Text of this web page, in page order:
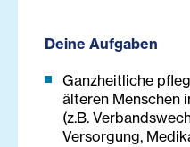
Deine Aufgaben
Ganzheitliche
älteren Menschen
(z.B.
Versorgung,